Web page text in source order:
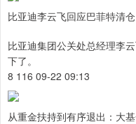
比亚迪李云飞回应巴菲特清
比亚迪集团公关处总经理李
下了。
8 116 09-22 09:13
从重金扶持到有序退出：大